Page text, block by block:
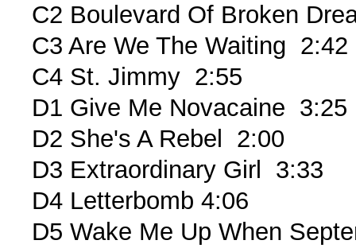
C2 Boulevard Of Broken
C3 Are We The Waiting 2:42
C4 St. Jimmy 2:55
D1 Give Me Novacaine 3:25
D2 She's A Rebel 2:00
D3 Extraordinary Girl 3:33
D4 Letterbomb 4:06
D5 Wake Me Up When